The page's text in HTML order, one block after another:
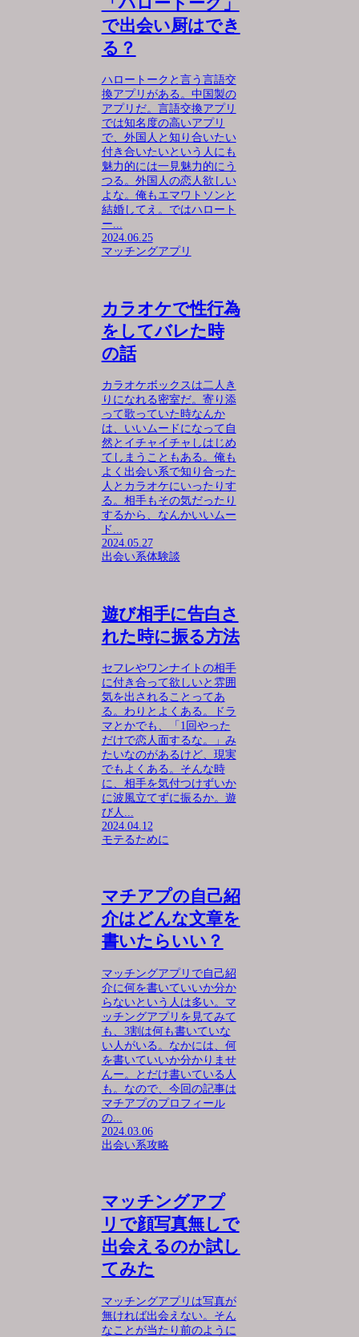
で出会い厨はでき
る？
ハロートークと言う言語交
換アプリがある。中国製の
アプリだ。言語交換アプリ
では知名度の高いアプリ
で、外国人と知り合いたい
付き合いたいという人にも
魅力的には一見魅力的にう
つる。外国人の恋人欲しい
よな。俺もエマワトソンと
結婚してえ。ではハロート
ー...
2024.06.25
マッチングアプリ
カラオケで性行為
をしてバレた時
の話
カラオケボックスは二人き
りになれる密室だ。寄り添
って歌っていた時なんか
は、いいムードになって自
然とイチャイチャしはじめ
てしまうこともある。俺も
よく出会い系で知り合った
人とカラオケにいったりす
る。相手もその気だったり
するから、なんかいいムー
ド...
2024.05.27
出会い系体験談
遊び相手に告白さ
れた時に振る方法
セフレやワンナイトの相手
に付き合って欲しいと雰囲
気を出されることってあ
る。わりとよくある。ドラ
マとかでも、「1回やった
だけで恋人面するな。」み
たいなのがあるけど、現実
でもよくある。そんな時
に、相手を気付つけずいか
に波風立てずに振るか。遊
び人...
2024.04.12
モテるために
マチアプの自己紹
介はどんな文章を
書いたらいい？
マッチングアプリで自己紹
介に何を書いていいか分か
らないという人は多い。マ
ッチングアプリを見てみて
も、3割は何も書いていな
い人がいる。なかには、何
を書いていいか分かりませ
んー。とだけ書いている人
も。なので、今回の記事は
マチアプのプロフィール
の...
2024.03.06
出会い系攻略
マッチングアプ
リで顔写真無しで
出会えるのか試し
てみた
マッチングアプリは写真が
無ければ出会えない。そん
なことが当たり前のように